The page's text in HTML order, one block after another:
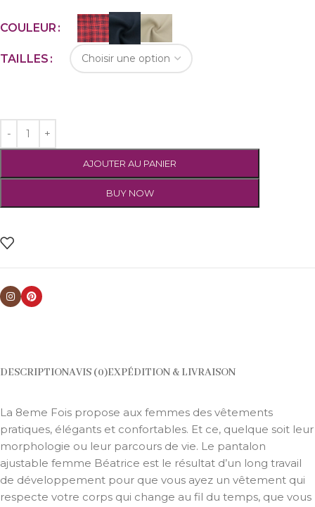
COULEUR
TAILLES
AJOUTER AU PANIER
BUY NOW
DESCRIPTIONAVIS (0)EXPÉDITION & LIVRAISON
La 8eme Fois propose aux femmes des vêtements
pratiques, élégants et confortables. Et ce, quelque soit leur
morphologie ou leur parcours de vie. Le pantalon
ajustable femme Béatrice est le résultat d’un long travail
de développement pour que vous ayez un vêtement qui
respecte votre corps qui change au fil du temps, que vous